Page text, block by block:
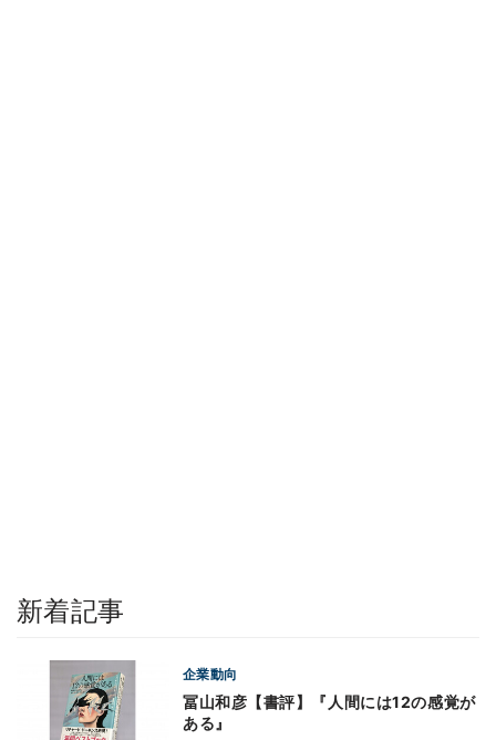
新着記事
企業動向
冨山和彦【書評】『人間には12の感覚が
ある』